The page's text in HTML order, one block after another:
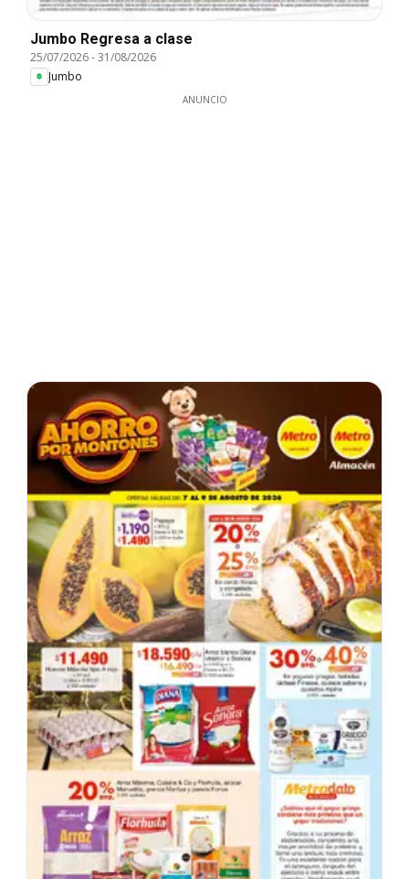
Jumbo Regresa a clase
25/07/2026-31/08/2026
Jumbo
ANUNCIO